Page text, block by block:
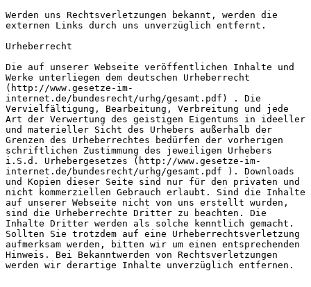
Werden uns Rechtsverletzungen bekannt, werden die
externen Links durch uns unverzüglich entfernt.
Urheberrecht
Die auf unserer Webseite veröffentlichen Inhalte und
Werke unterliegen dem deutschen Urheberrecht
(http://www.gesetze-im-
internet.de/bundesrecht/urhg/gesamt.pdf) . Die
Vervielfältigung, Bearbeitung, Verbreitung und jede
Art der Verwertung des geistigen Eigentums in ideeller
und materieller Sicht des Urhebers außerhalb der
Grenzen des Urheberrechtes bedürfen der vorherigen
schriftlichen Zustimmung des jeweiligen Urhebers
i.S.d. Urhebergesetzes (http://www.gesetze-im-
internet.de/bundesrecht/urhg/gesamt.pdf ). Downloads
und Kopien dieser Seite sind nur für den privaten und
nicht kommerziellen Gebrauch erlaubt. Sind die Inhalte
auf unserer Webseite nicht von uns erstellt wurden,
sind die Urheberrechte Dritter zu beachten. Die
Inhalte Dritter werden als solche kenntlich gemacht.
Sollten Sie trotzdem auf eine Urheberrechtsverletzung
aufmerksam werden, bitten wir um einen entsprechenden
Hinweis. Bei Bekanntwerden von Rechtsverletzungen
werden wir derartige Inhalte unverzüglich entfernen.